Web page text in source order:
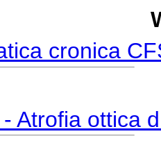
cronica
Atrofia ottica